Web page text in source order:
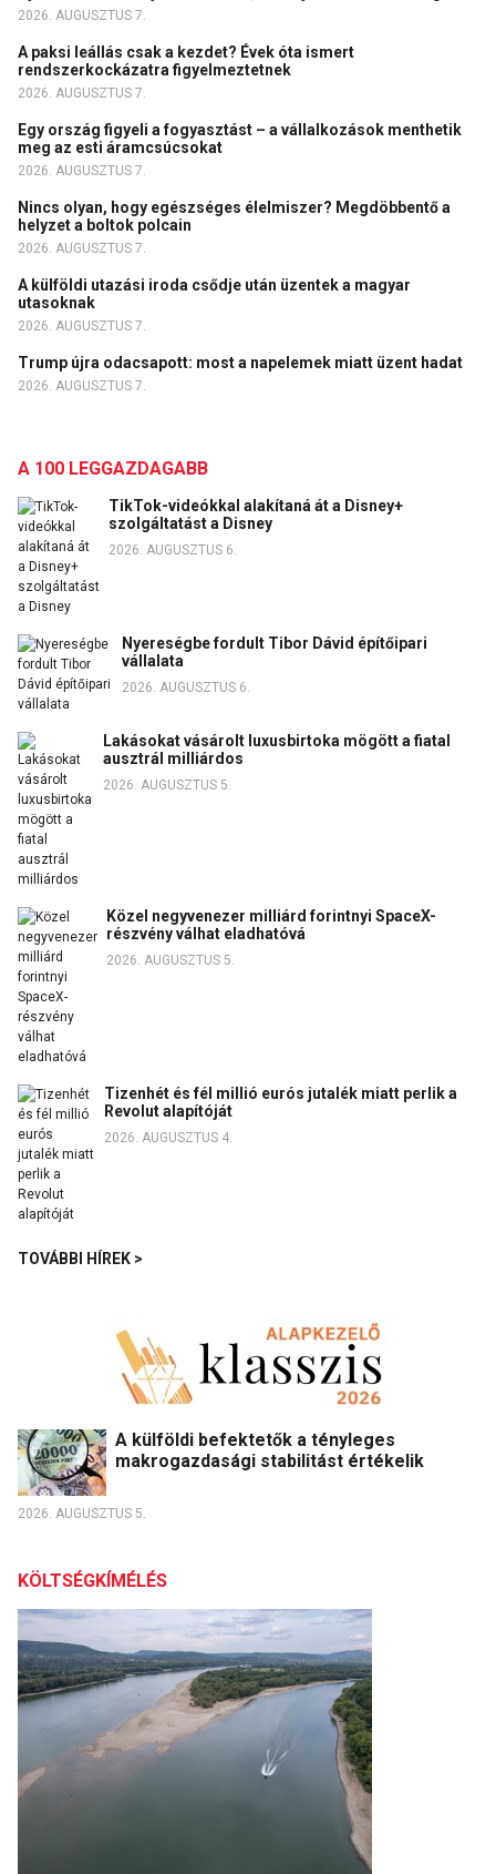
2026. AUGUSZTUS 7.
A paksi leállás csak a kezdet? Évek óta ismert
rendszerkockázatra figyelmeztetnek
2026. AUGUSZTUS 7.
Egy ország figyeli a fogyasztást – a vállalkozások menthetik
meg az esti áramcsúcsokat
2026. AUGUSZTUS 7.
Nincs olyan, hogy egészséges élelmiszer? Megdöbbentő a
helyzet a boltok polcain
2026. AUGUSZTUS 7.
A külföldi utazási iroda csődje után üzentek a magyar
utasoknak
2026. AUGUSZTUS 7.
Trump újra odacsapott: most a napelemek miatt üzent hadat
2026. AUGUSZTUS 7.
A 100 LEGGAZDAGABB
TikTok-videókkal alakítaná át a Disney+
szolgáltatást a Disney
2026. AUGUSZTUS 6.
Nyereségbe fordult Tibor Dávid építőipari
vállalata
2026. AUGUSZTUS 6.
Lakásokat vásárolt luxusbirtoka mögött a fiatal
ausztrál milliárdos
2026. AUGUSZTUS 5.
Közel negyvenezer milliárd forintnyi SpaceX-
részvény válhat eladhatóvá
2026. AUGUSZTUS 5.
Tizenhét és fél millió eurós jutalék miatt perlik a
Revolut alapítóját
2026. AUGUSZTUS 4.
TOVÁBBI HÍREK >
A külföldi befektetők a tényleges
makrogazdasági stabilitást értékelik
2026. AUGUSZTUS 5.
KÖLTSÉGKÍMÉLÉS